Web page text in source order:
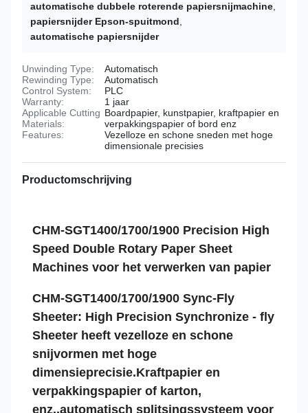
automatische dubbele roterende papiersnijmachine
papiersnijder Epson-spuitmond
automatische papiersnijder
Unwinding Type:
Automatisch
Rewinding Type:
Automatisch
Control System:
PLC
Warranty:
1 jaar
Applicable Cutting
Materials:
Boardpapier, kunstpapier, kraftpapier en
verpakkingspapier of bord enz
Features:
Vezelloze en schone sneden met hoge
dimensionale precisies
Productomschrijving
CHM-SGT1400/1700/1900 Precision High
Speed Double Rotary Paper Sheet
Machines voor het verwerken van papier
CHM-SGT1400/1700/1900 Sync-Fly
Sheeter: High Precision Synchronize - fly
Sheeter heeft vezelloze en schone
snijvormen met hoge
dimensieprecisie.Kraftpapier en
verpakkingspapier of karton,
enz..automatisch splitsingssysteem voor